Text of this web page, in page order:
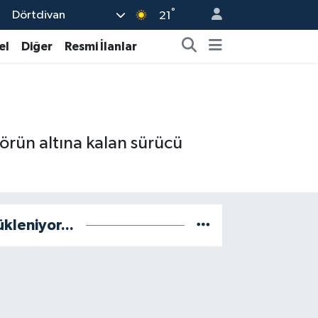
Dörtdivan 21 °
Diğer Resmi İlanlar
altına kalan sürücü